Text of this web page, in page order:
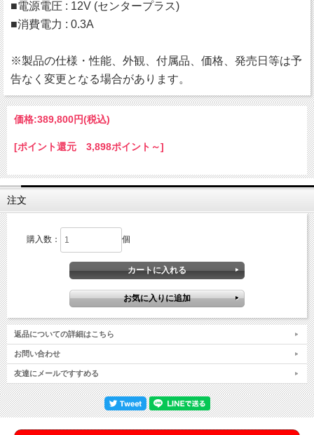
■電源電圧 : 12V (センタープラス)
■消費電力 : 0.3A
※製品の仕様・性能、外観、付属品、価格、発売日等は予
告なく変更となる場合があります。
価格:389,800円(税込)
[ポイント還元 3,898ポイント～]
注文
購入数： 個
返品についての詳細はこちら
お問い合わせ
友達にメールですすめる